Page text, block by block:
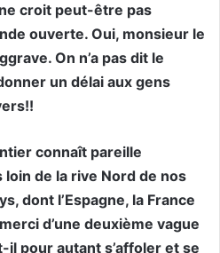
croit peut-être pas
ouverte. Oui, monsieur le
On n’a pas dit le
un délai aux gens
connaît pareille
de la rive Nord de nos
dont l’Espagne, la France
d’une deuxième vague
il pour autant s’affoler et se